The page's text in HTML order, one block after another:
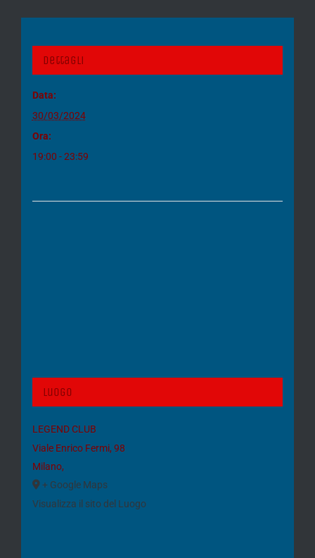
Dettagli
Data:
30/03/2024
Ora:
19:00 - 23:59
Luogo
LEGEND CLUB
Viale Enrico Fermi, 98
Milano,
+ Google Maps
Visualizza il sito del Luogo